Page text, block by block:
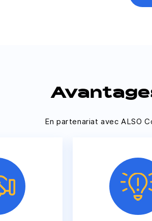
En partenariat avec ALSO